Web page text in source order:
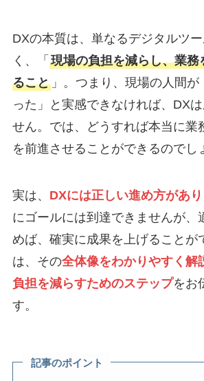
DXの本質は、単なるデジタルツ
く、「 現場の負担を減らし、業務
ること」。つまり、現場の人間が
った」と実感できなければ、DX
せん。では、どうすれば本当に業
を前進させることができるのでし
実は、 DXには正しい進め方があ
にゴールには到達できませんが、
めば、確実に成果を上げることが
は、その全体像をわかりやすく解
負担を減らすためのステップをお
す。
記事のポイント